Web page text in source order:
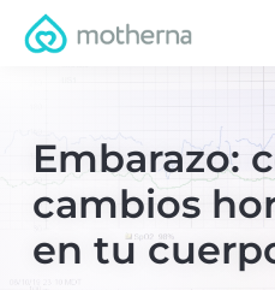
Embarazo:
cambios
en tu